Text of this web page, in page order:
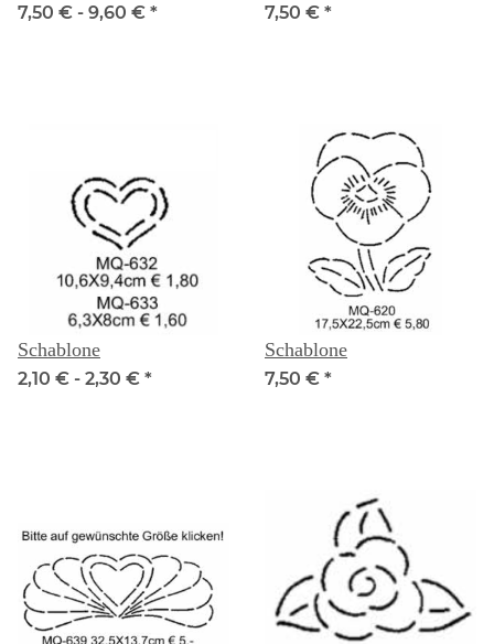
7,50 € - 9,60 € * 7,50 € *
Schablone
2,10 € - 2,30 € *
Schablone
7,50 € *